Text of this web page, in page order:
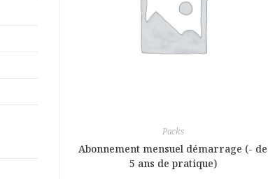
Packs
Abonnement mensuel démarrage (- de
5 ans de pratique)